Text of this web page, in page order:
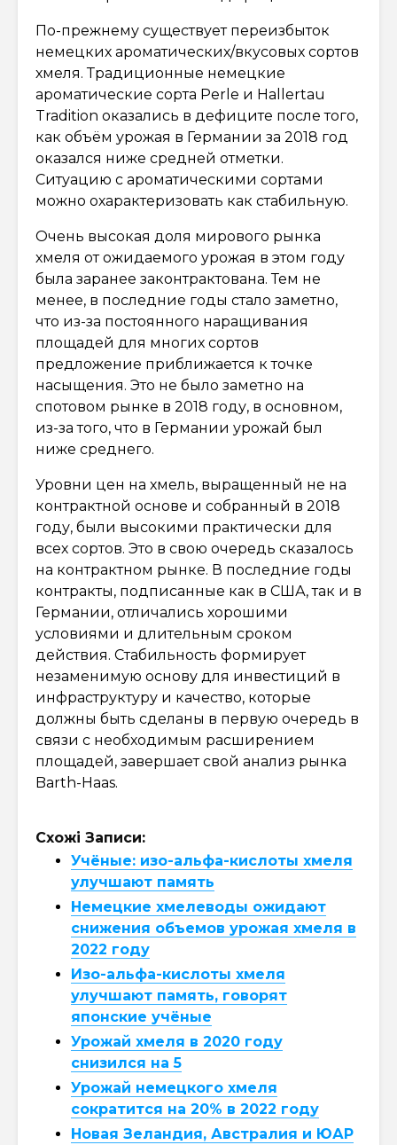
По-прежнему существует переизбыток
немецких ароматических/вкусовых сортов
хмеля. Традиционные немецкие
ароматические сорта Perle и Hallertau
Tradition оказались в дефиците после того,
как объём урожая в Германии за 2018 год
оказался ниже средней отметки.
Ситуацию с ароматическими сортами
можно охарактеризовать как стабильную.
Очень высокая доля мирового рынка
хмеля от ожидаемого урожая в этом году
была заранее законтрактована. Тем не
менее, в последние годы стало заметно,
что из-за постоянного наращивания
площадей для многих сортов
предложение приближается к точке
насыщения. Это не было заметно на
спотовом рынке в 2018 году, в основном,
из-за того, что в Германии урожай был
ниже среднего.
Уровни цен на хмель, выращенный не на
контрактной основе и собранный в 2018
году, были высокими практически для
всех сортов. Это в свою очередь сказалось
на контрактном рынке. В последние годы
контракты, подписанные как в США, так и в
Германии, отличались хорошими
условиями и длительным сроком
действия. Стабильность формирует
незаменимую основу для инвестиций в
инфраструктуру и качество, которые
должны быть сделаны в первую очередь в
связи с необходимым расширением
площадей, завершает свой анализ рынка
Barth-Haas.
Схожі Записи:
Учёные: изо-альфа-кислоты хмеля
улучшают память
Немецкие хмелеводы ожидают
снижения объемов урожая хмеля в
2022 году
Изо-альфа-кислоты хмеля
улучшают память, говорят
японские учёные
Урожай хмеля в 2020 году
снизился на 5
Урожай немецкого хмеля
сократится на 20% в 2022 году
Новая Зеландия, Австралия и ЮАР